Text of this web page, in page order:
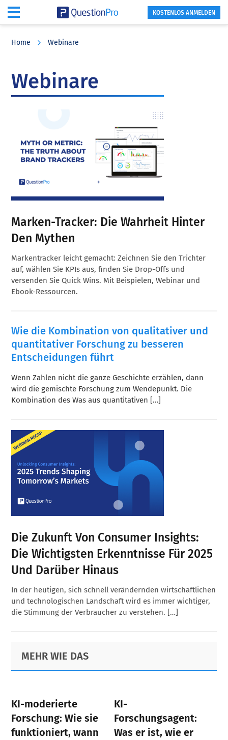
KOSTENLOS ANMELDEN
Home Webinare
Webinare
Marken-Tracker: Die Wahrheit Hinter
Den Mythen
Markentracker leicht gemacht: Zeichnen Sie den Trichter
auf, wählen Sie KPIs aus, finden Sie Drop-Offs und
versenden Sie Quick Wins. Mit Beispielen, Webinar und
Ebook-Ressourcen.
Wie die Kombination von qualitativer und
quantitativer Forschung zu besseren
Entscheidungen führt
Wenn Zahlen nicht die ganze Geschichte erzählen, dann
wird die gemischte Forschung zum Wendepunkt. Die
Kombination des Was aus quantitativen […]
Die Zukunft Von Consumer Insights:
Die Wichtigsten Erkenntnisse Für 2025
Und Darüber Hinaus
In der heutigen, sich schnell verändernden wirtschaftlichen
und technologischen Landschaft wird es immer wichtiger,
die Stimmung der Verbraucher zu verstehen. […]
Primary
Sidebar
Footer
MEHR WIE DAS
KI-moderierte
Forschung: Wie sie
funktioniert, wann
KI-
Forschungsagent:
Was er ist, wie er